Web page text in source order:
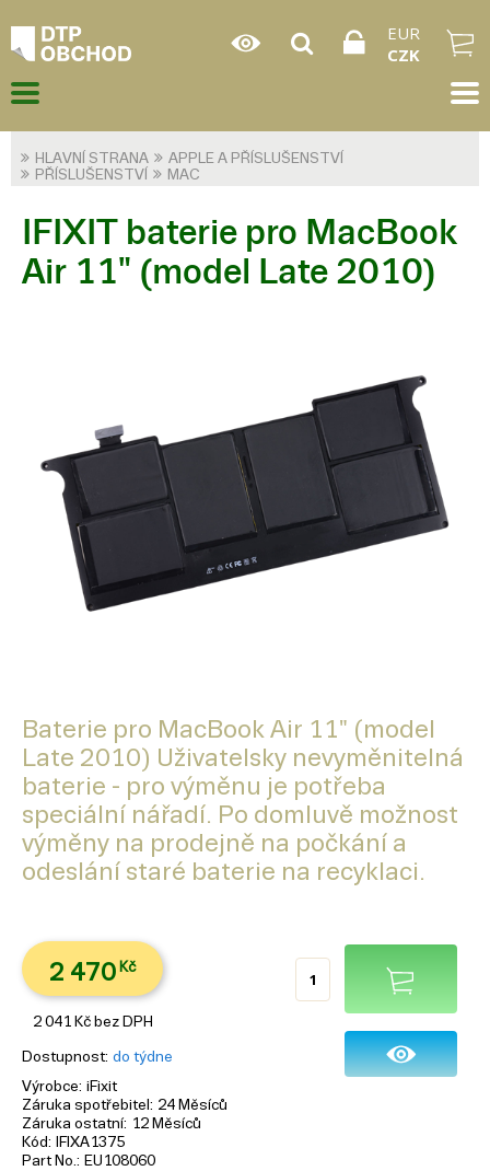
EUR
CZK
HLAVNÍ STRANA
APPLE A PŘÍSLUŠENSTVÍ
PŘÍSLUŠENSTVÍ
MAC
IFIXIT baterie pro MacBook
Air 11" (model Late 2010)
Baterie pro MacBook Air 11" (model
Late 2010) Uživatelsky nevyměnitelná
baterie - pro výměnu je potřeba
speciální nářadí. Po domluvě možnost
výměny na prodejně na počkání a
odeslání staré baterie na recyklaci.
2 470 Kč
2 041 Kč bez DPH
Dostupnost do týdne
Výrobce iFixit
Záruka spotřebitel
24 Měsíců
Záruka ostatní 12 Měsíců
Kód
IFIXA1375
Part No.
EU108060